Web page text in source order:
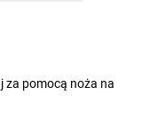
za pomocą noża na